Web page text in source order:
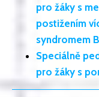
pro žáky s
postižením
syndromem
Speciálně
pro žáky s